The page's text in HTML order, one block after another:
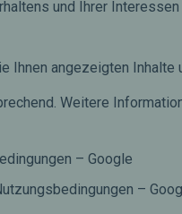
und Ihrer
Ihnen angezeigten Inhalte
Weitere
– Google
–